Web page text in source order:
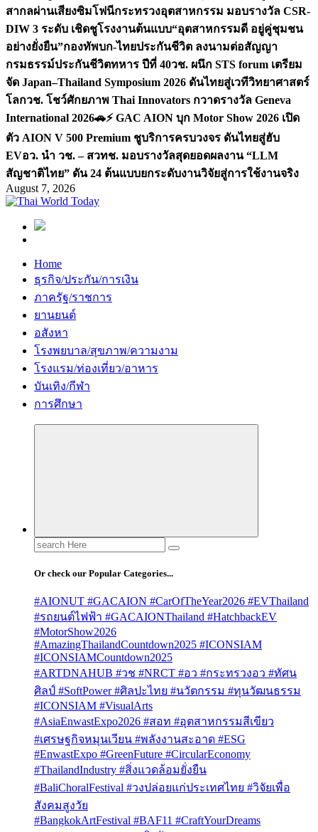
สากลผ่านเสียงซิมโฟนีกระทรวงอุตสาหกรรม มอบรางวัล CSR-
DIW 3 ระดับ เชิดชูโรงงานต้นแบบ“อุตสาหกรรมดี อยู่คู่ชุมชน
อย่างยั่งยืน”กองทัพบก-ไทยประกันชีวิต ลงนามต่อสัญญา
กรมธรรม์ประกันชีวิตทหาร ปีที่ 40วช. ผนึก STS forum เตรียม
จัด Japan–Thailand Symposium 2026 ดันไทยสู่เวทีวิทยาศาสตร์
โลกวช. โชว์ศักยภาพ Thai Innovators กวาดรางวัล Geneva
International 2026🚗⚡️ GAC AION บุก Motor Show 2026 เปิด
ตัว AION V 500 Premium ชูบริการครบวงจร ดันไทยสู่ฮับ
EVอว. นำ วช. – สวทช. มอบรางวัลสุดยอดผลงาน “LLM
สัญชาติไทย” ดัน 24 ต้นแบบยกระดับงานวิจัยสู่การใช้งานจริง
August 7, 2026
Home
ธุรกิจ/ประกัน/การเงิน
ภาครัฐ/ราชการ
ยานยนต์
อสังหา
โรงพยบาล/สุขภาพ/ความงาม
โรงแรม/ท่องเที่ยว/อาหาร
บันเทิง/กีฬา
การศึกษา
Search
for:
Or check our Popular Categories...
#AIONUT #GACAION #CarOfTheYear2026 #EVThailand
#รถยนต์ไฟฟ้า #GACAIONThailand #HatchbackEV
#MotorShow2026
#AmazingThailandCountdown2025 #ICONSIAM
#ICONSIAMCountdown2025
#ARTDNAHUB #วช #NRCT #อว #กระทรวงอว #ทัศน
ศิลป์ #SoftPower #ศิลปะไทย #นวัตกรรม #ทุนวัฒนธรรม
#ICONSIAM #VisualArts
#AsiaEnwastExpo2026 #สอท #อุตสาหกรรมสีเขียว
#เศรษฐกิจหมุนเวียน #พลังงานสะอาด #ESG
#EnwastExpo #GreenFuture #CircularEconomy
#ThailandIndustry #สิ่งแวดล้อมยั่งยืน
#BaliChoralFestival #วงปล่อยแก่ประเทศไทย #วิจัยเพื่อ
สังคมสูงวัย
#BangkokArtFestival #BAF11 #CraftYourDreams